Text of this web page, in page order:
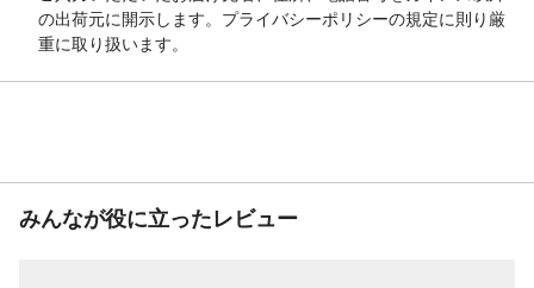
の出荷元に開示します。プライバシーポリシーの規定に則り厳
重に取り扱います。
みんなが役に立ったレビュー